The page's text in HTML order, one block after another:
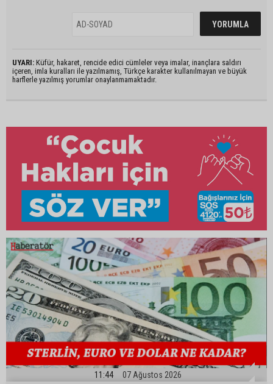
UYARI: Küfür, hakaret, rencide edici cümleler veya imalar, inançlara saldırı
içeren, imla kuralları ile yazılmamış, Türkçe karakter kullanılmayan ve büyük
harflerle yazılmış yorumlar onaylanmamaktadır.
11:44 07 Ağustos 2026